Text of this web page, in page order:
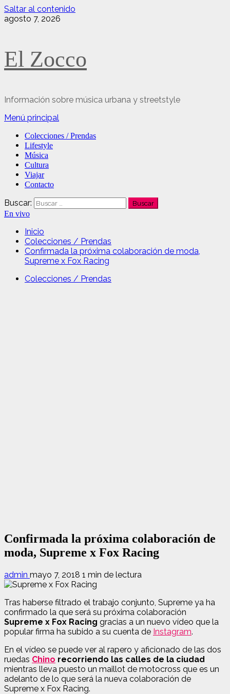
Saltar al contenido
agosto 7, 2026
El Zocco
Información sobre música urbana y streetstyle
Menú principal
Colecciones / Prendas
Lifestyle
Música
Cultura
Viajar
Contacto
Buscar:
En vivo
Inicio
Colecciones / Prendas
Confirmada la próxima colaboración de moda,
Supreme x Fox Racing
Colecciones / Prendas
Confirmada la próxima colaboración de
moda, Supreme x Fox Racing
admin mayo 7, 2018 1 min de lectura
Tras haberse filtrado el trabajo conjunto, Supreme ya ha
confirmado la que será su próxima colaboración
Supreme x Fox Racing gracias a un nuevo vídeo que la
popular firma ha subido a su cuenta de Instagram.
En el vídeo se puede ver al rapero y aficionado de las dos
ruedas Chino recorriendo las calles de la ciudad
mientras lleva puesto un maillot de motocross que es un
adelanto de lo que será la nueva colaboración de
Supreme x Fox Racing.